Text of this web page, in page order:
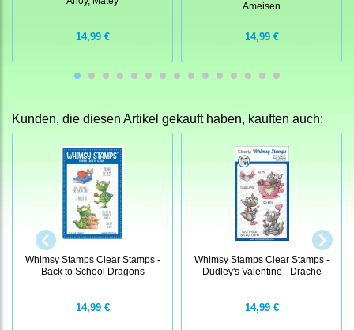
14,99 €
Ameisen
14,99 €
Kunden, die diesen Artikel gekauft haben, kauften auch:
Whimsy Stamps Clear Stamps -
Back to School Dragons
14,99 €
Whimsy Stamps Clear Stamps -
Dudley's Valentine - Drache
14,99 €